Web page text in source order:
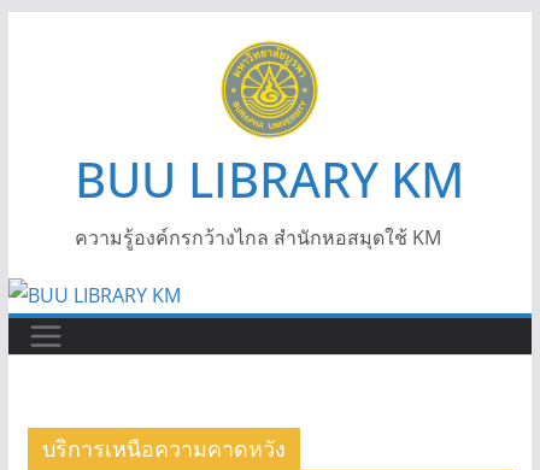
BUU LIBRARY KM
ความรู้องค์กรกว้างไกล สำนักหอสมุดใช้ KM
บริการเหนือความคาดหวัง